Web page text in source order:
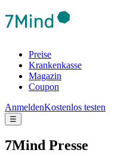
Preise
Krankenkasse
Magazin
Coupon
AnmeldenKostenlos testen
☰
7Mind Presse